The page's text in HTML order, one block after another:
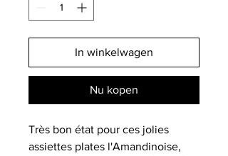
In winkelwagen
Nu kopen
Très bon état pour ces jolies
assiettes plates l'Amandinoise,